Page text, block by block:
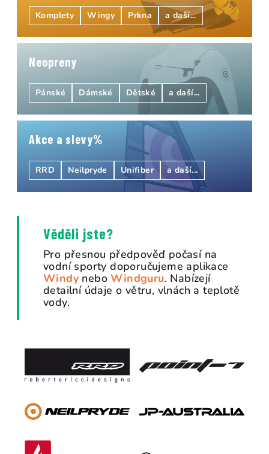
Komplety Wingy Prkna a daší...
Neopreny
Pánské Dámské Dětské a daší...
Akce a slevy
RRD Neilpryde Unifiber a daší...
Věděli jste?
Pro přesnou předpověď počasí na
vodní sporty doporučujeme aplikace
Windy neboWindguru. Nabízejí
detailní údaje o větru, vlnách a teplotě
vody.